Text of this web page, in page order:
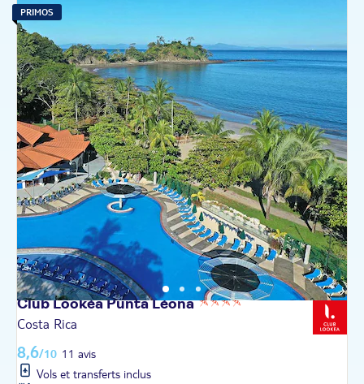
PRIMOS
Club Lookéa PuntaLéona
Costa Rica
8,6/10 11 avis
Vols et transferts inclus